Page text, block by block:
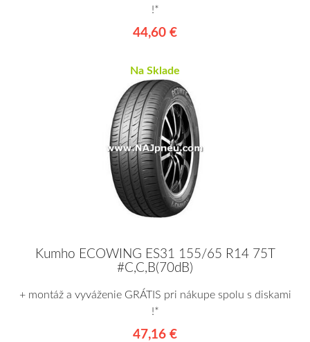
!*
44,60 €
Na Sklade
Kumho ECOWING ES31 155/65 R14 75T
#C,C,B(70dB)
+ montáž a vyváženie GRÁTIS pri nákupe spolu s diskami
!*
47,16 €